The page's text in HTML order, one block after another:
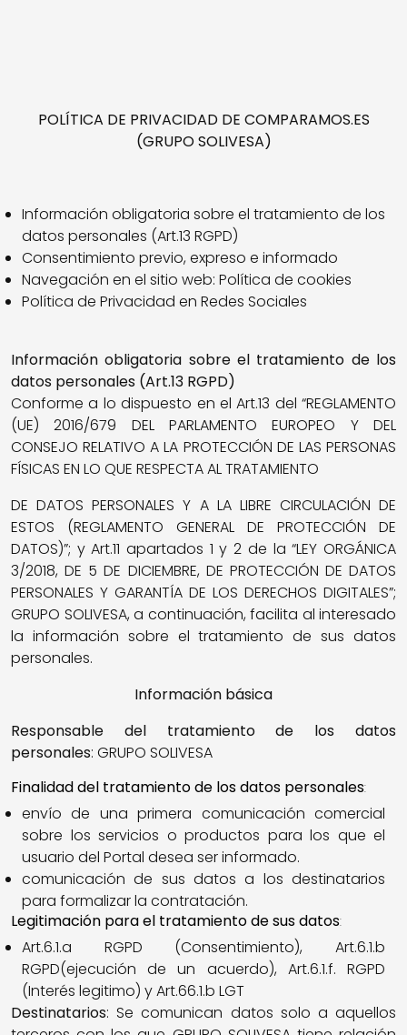
POLÍTICA DE PRIVACIDAD DE COMPARAMOS.ES
(GRUPO SOLIVESA)
Información obligatoria sobre el tratamiento de los
datos personales (Art.13 RGPD)
Consentimiento previo, expreso e informado
Navegación en el sitio web: Política de cookies
Política de Privacidad en Redes Sociales
Información obligatoria sobre el tratamiento de los
datos personales (Art.13 RGPD)
Conforme a lo dispuesto en el Art.13 del “REGLAMENTO
(UE) 2016/679 DEL PARLAMENTO EUROPEO Y DEL
CONSEJO RELATIVO A LA PROTECCIÓN DE LAS PERSONAS
FÍSICAS EN LO QUE RESPECTA AL TRATAMIENTO
DE DATOS PERSONALES Y A LA LIBRE CIRCULACIÓN DE
ESTOS (REGLAMENTO GENERAL DE PROTECCIÓN DE
DATOS)”; y Art.11 apartados 1 y 2 de la “LEY ORGÁNICA
3/2018, DE 5 DE DICIEMBRE, DE PROTECCIÓN DE DATOS
PERSONALES Y GARANTÍA DE LOS DERECHOS DIGITALES”;
GRUPO SOLIVESA, a continuación, facilita al interesado
la información sobre el tratamiento de sus datos
personales.
Información básica
Responsable del tratamiento de los datos
personales: GRUPO SOLIVESA
Finalidad del tratamiento de los datos personales:
envío de una primera comunicación comercial
sobre los servicios o productos para los que el
usuario del Portal desea ser informado.
comunicación de sus datos a los destinatarios
para formalizar la contratación.
Legitimación para el tratamiento de sus datos:
Art.6.1.a RGPD (Consentimiento), Art.6.1.b
RGPD(ejecución de un acuerdo), Art.6.1.f. RGPD
(Interés legitimo) y Art.66.1.b LGT
Destinatarios: Se comunican datos solo a aquellos